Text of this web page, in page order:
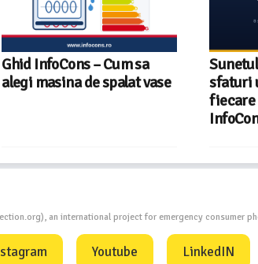
Sunetul la televizor- 8
sfaturi utile ca să auzi clar
an international project for emergency consumer
Youtube LinkedIN